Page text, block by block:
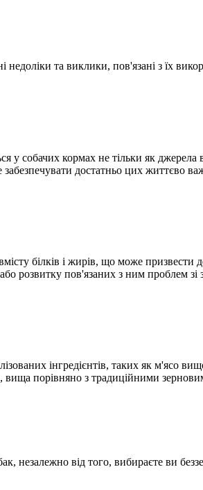
та виклики, пов'язані з їх
собачих кормах не тільки як джерела
достатньо цих
білків і жирів, що може
розвитку пов'язаних з ним проблем зі
інгредієнтів, таких як м'ясо
вища порівняно з традиційними
незалежно від того, вибираєте ви